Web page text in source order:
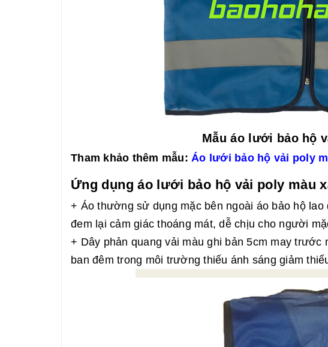
Mẫu áo lưới bảo hộ
Tham khảo thêm mẫu: Áo lưới bảo hộ vải poly
Ứng dụng áo lưới bảo hộ vải poly màu
+ Áo thường sử dụng mặc bên ngoài áo bảo hộ
đem lại cảm giác thoáng mát, dễ chịu cho người
+ Dây phản quang vải màu ghi bản 5cm may
ban đêm trong môi trường thiếu ánh sáng giảm